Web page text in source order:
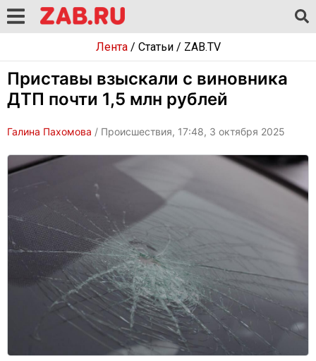
Лента/ Статьи/ ZAB.TV
Приставы взыскали с виновника
ДТП почти 1,5 млн рублей
Галина Пахомова / Происшествия, 17:48, 3 октября 2025